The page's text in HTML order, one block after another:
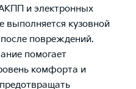
и электронных
выполняется кузовной
повреждений.
помогает
комфорта и